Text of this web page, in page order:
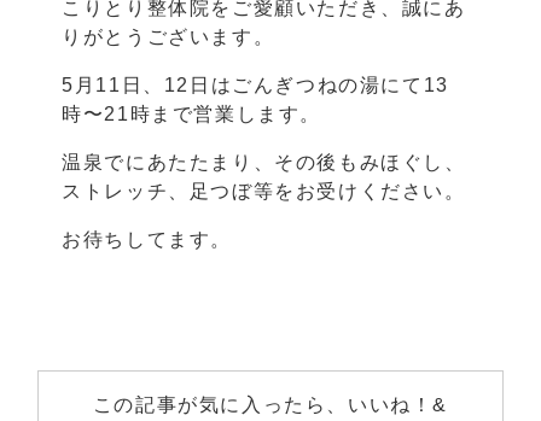
こりとり整体院をご愛顧いただき、誠にあ
りがとうございます。
5月11日、12日はごんぎつねの湯にて13
時〜21時まで営業します。
温泉でにあたたまり、その後もみほぐし、
ストレッチ、足つぼ等をお受けください。
お待ちしてます。
この記事が気に入ったら、いいね！&